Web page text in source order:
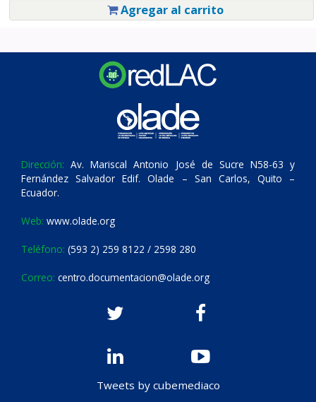
Agregar al carrito
Dirección: Av. Mariscal Antonio José de Sucre N58-63 y
Fernández Salvador Edif. Olade – San Carlos, Quito –
Ecuador.
Web: www.olade.org
Teléfono: (593 2) 259 8122 / 2598 280
Correo: centro.documentacion@olade.org
Tweets by cubemediaco